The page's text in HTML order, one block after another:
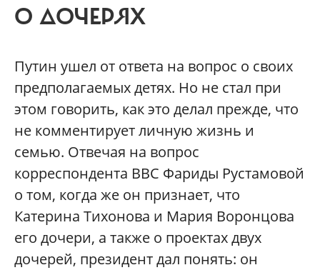
О ДОЧЕРЯХ
Путин ушел от ответа на вопрос о своих
предполагаемых детях. Но не стал при
этом говорить, как это делал прежде, что
не комментирует личную жизнь и
семью. Отвечая на вопрос
корреспондента BBC Фариды Рустамовой
о том, когда же он признает, что
Катерина Тихонова и Мария Воронцова
его дочери, а также о проектах двух
дочерей, президент дал понять: он